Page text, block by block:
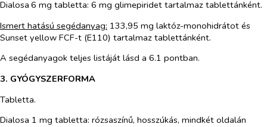
Dialosa 6 mg tabletta: 6 mg glimepiridet tartalmaz tablettánként.
Ismert hatású segédanyag: 133,95 mg laktóz-monohidrátot és
Sunset yellow FCF-t (E110) tartalmaz tablettánként.
A segédanyagok teljes listáját lásd a 6.1 pontban.
3. GYÓGYSZERFORMA
Tabletta.
Dialosa 1 mg tabletta: rózsaszínű, hosszúkás, mindkét oldalán